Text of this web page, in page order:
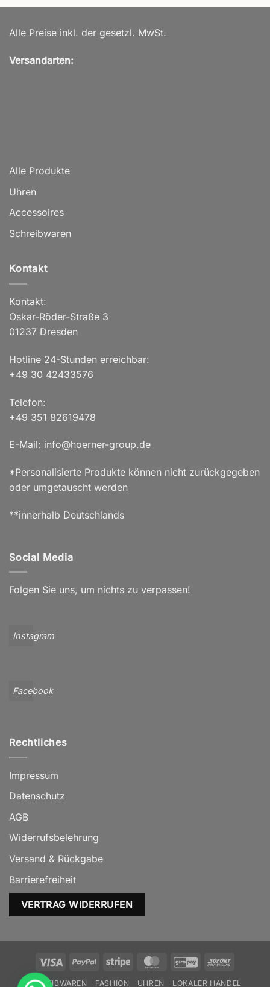
Alle Preise inkl. der gesetzl. MwSt.
Versandarten:
Alle Produkte
Uhren
Accessoires
Schreibwaren
Kontakt
Kontakt:
Oskar-Röder-Straße 3
01237 Dresden
Hotline 24-Stunden erreichbar:
+49 30 42433576
Telefon:
+49 351 82619478
E-Mail: info@hoerner-group.de
*Personalisierte Produkte können nicht zurückgegeben
oder umgetauscht werden
**innerhalb Deutschlands
Social Media
Folgen Sie uns, um nichts zu verpassen!
Instagram
Facebook
Rechtliches
Impressum
Datenschutz
AGB
Widerrufsbelehrung
Versand & Rückgabe
Barrierefreiheit
VERTRAG WIDERRUFEN
Visa PayPal Stripe MasterCardGiroPaySofort
SCHREIBWAREN FASHION UHREN
LOKALER HANDEL